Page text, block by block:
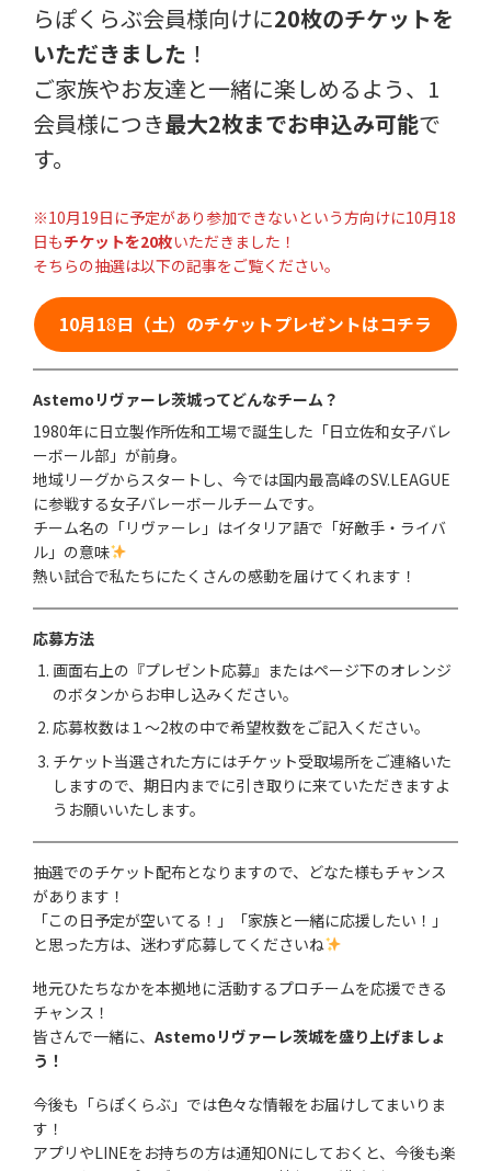
らぽくらぶ会員様向けに20枚のチケットを
いただきました ！
ご家族やお友達と一緒に楽しめるよう、1
会員様につき最大2枚までお申込み可能で
す。
※10月19日に予定があり参加できないという方向けに10月18
日もチケットを20枚いただきました！
そちらの抽選は以下の記事をご覧ください。
10月18日（土）のチケットプレゼントはコチラ
Astemoリヴァーレ茨城ってどんなチーム？
1980年に日立製作所佐和工場で誕生した「日立佐和女子バレ
ーボール部」が前身。
地域リーグからスタートし、今では国内最高峰のSV.LEAGUE
に参戦する女子バレーボールチームです。
チーム名の「リヴァーレ」はイタリア語で「好敵手・ライバ
ル」の意味
熱い試合で私たちにたくさんの感動を届けてくれます！
応募方法
画面右上の『プレゼント応募』またはページ下のオレンジ
のボタンからお申し込みください。
応募枚数は１～2枚の中で希望枚数をご記入ください。
チケット当選された方にはチケット受取場所をご連絡いた
しますので、期日内までに引き取りに来ていただきますよ
うお願いいたします。
抽選でのチケット配布となりますので、どなた様もチャンス
があります！
「この日予定が空いてる！」「家族と一緒に応援したい！」
と思った方は、迷わず応募してくださいね
地元ひたちなかを本拠地に活動するプロチームを応援できる
チャンス！
皆さんで一緒に、 Astemoリヴァーレ茨城を盛り上げましょ
う！
今後も「らぽくらぶ」では色々な情報をお届けしてまいりま
す！
アプリやLINEをお持ちの方は通知ONにしておくと、今後も楽